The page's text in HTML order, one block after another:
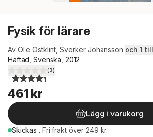
Fysik för lärare
Av Olle Östklint Sverker Johansson och 1 till
Häftad, Svenska, 2012
4,3utav 5 stjärnor. Totalt antal röster:
(3)
461 kr
Lägg i varukorg
Skickas . Fri frakt över 249 kr.